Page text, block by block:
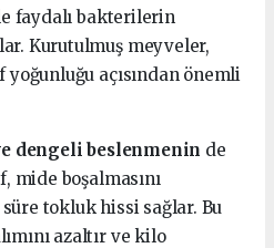
faydalı bakterilerin
Kurutulmuş meyveler,
açısından önemli
dengeli beslenmenin de
mide boşalmasını
tokluk hissi sağlar. Bu
azaltır ve kilo